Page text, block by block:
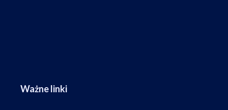
Ważne linki